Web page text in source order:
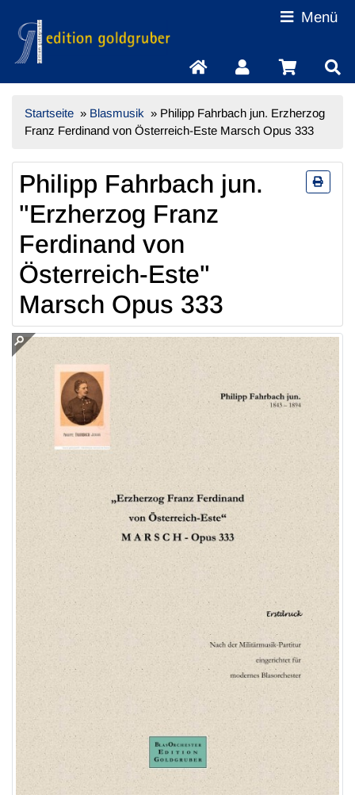
Menü
Startseite » Blasmusik » Philipp Fahrbach jun. Erzherzog
Franz Ferdinand von Österreich-Este Marsch Opus 333
Philipp Fahrbach jun.
"Erzherzog Franz
Ferdinand von
Österreich-Este"
Marsch Opus 333